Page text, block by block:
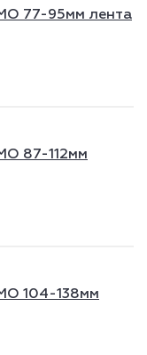
77-95мм лента
87-112мм
104-138мм